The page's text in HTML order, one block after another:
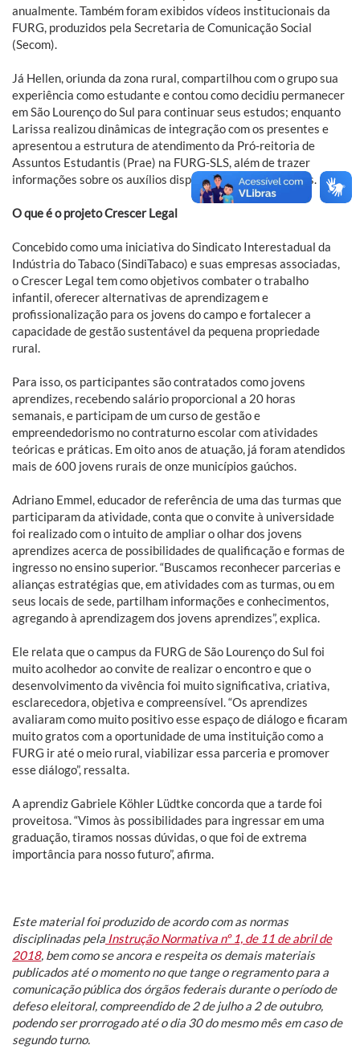
anualmente. Também foram exibidos vídeos institucionais da
FURG, produzidos pela Secretaria de Comunicação Social
(Secom).
Já Hellen, oriunda da zona rural, compartilhou com o grupo sua
experiência como estudante e contou como decidiu permanecer
em São Lourenço do Sul para continuar seus estudos; enquanto
Larissa realizou dinâmicas de integração com os presentes e
apresentou a estrutura de atendimento da Pró-reitoria de
Assuntos Estudantis (Prae) na FURG-SLS, além de trazer
informações sobre os auxílios disponíveis aos graduandos.
O que é o projeto Crescer Legal
Concebido como uma iniciativa do Sindicato Interestadual da
Indústria do Tabaco (SindiTabaco) e suas empresas associadas,
o Crescer Legal tem como objetivos combater o trabalho
infantil, oferecer alternativas de aprendizagem e
profissionalização para os jovens do campo e fortalecer a
capacidade de gestão sustentável da pequena propriedade
rural.
Para isso, os participantes são contratados como jovens
aprendizes, recebendo salário proporcional a 20 horas
semanais, e participam de um curso de gestão e
empreendedorismo no contraturno escolar com atividades
teóricas e práticas. Em oito anos de atuação, já foram atendidos
mais de 600 jovens rurais de onze municípios gaúchos.
Adriano Emmel, educador de referência de uma das turmas que
participaram da atividade, conta que o convite à universidade
foi realizado com o intuito de ampliar o olhar dos jovens
aprendizes acerca de possibilidades de qualificação e formas de
ingresso no ensino superior. “Buscamos reconhecer parcerias e
alianças estratégias que, em atividades com as turmas, ou em
seus locais de sede, partilham informações e conhecimentos,
agregando à aprendizagem dos jovens aprendizes”, explica.
Ele relata que o campus da FURG de São Lourenço do Sul foi
muito acolhedor ao convite de realizar o encontro e que o
desenvolvimento da vivência foi muito significativa, criativa,
esclarecedora, objetiva e compreensível. “Os aprendizes
avaliaram como muito positivo esse espaço de diálogo e ficaram
muito gratos com a oportunidade de uma instituição como a
FURG ir até o meio rural, viabilizar essa parceria e promover
esse diálogo”, ressalta.
A aprendiz Gabriele Köhler Lüdtke concorda que a tarde foi
proveitosa. “Vimos às possibilidades para ingressar em uma
graduação, tiramos nossas dúvidas, o que foi de extrema
importância para nosso futuro”, afirma.
Este material foi produzido de acordo com as normas
disciplinadas pela Instrução Normativa nº 1, de 11 de abril de
2018, bem como se ancora e respeita os demais materiais
publicados até o momento no que tange o regramento para a
comunicação pública dos órgãos federais durante o período de
defeso eleitoral, compreendido de 2 de julho a 2 de outubro,
podendo ser prorrogado até o dia 30 do mesmo mês em caso de
segundo turno.